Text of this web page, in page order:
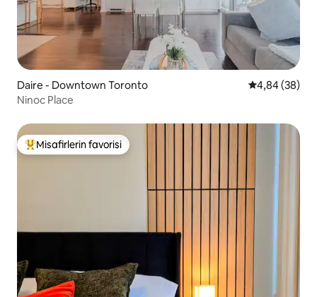
Daire - Downtown Toronto 5 üzerinden
4,84 (38)
Ninoc Place
Misafirlerin favorilerinden en beğenilenler arasında
Misafirlerin favorisi